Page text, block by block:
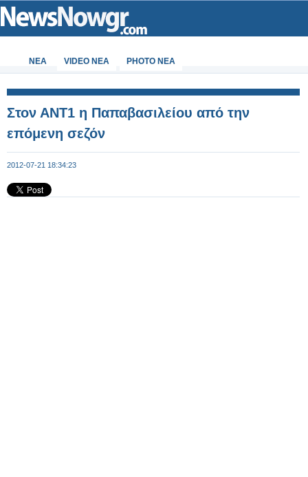
ΝΕΑ VIDEO NEA PHOTO NEA
Στον ΑΝΤ1 η Παπαβασιλείου από την
επόμενη σεζόν
2012-07-21 18:34:23